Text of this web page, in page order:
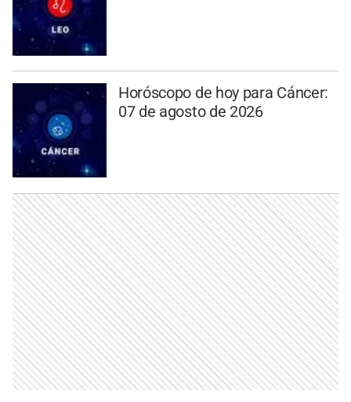
Horóscopo de hoy para Cáncer:
07 de agosto de 2026